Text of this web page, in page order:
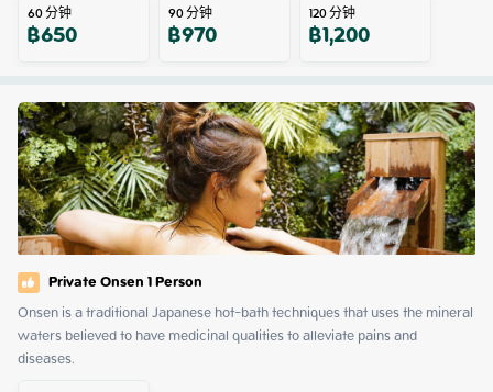
60分钟
฿650 90分钟
฿970 120分钟
฿1,200
Private Onsen 1 Person
Onsen is a traditional Japanese hot-bath techniques that uses the mineral
waters believed to have medicinal qualities to alleviate pains and
diseases.